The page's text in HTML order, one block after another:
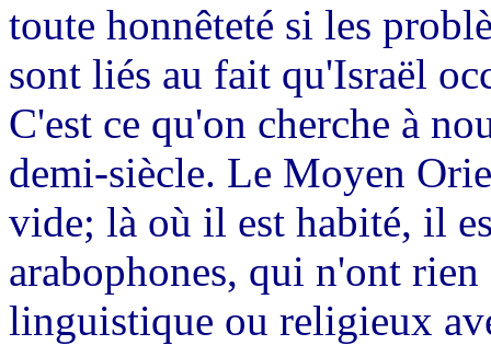
toute honnêteté si les
sont liés au fait qu'Israël
C'est ce qu'on cherche à
demi-siècle. Le Moyen
vide; là où il est habité, il
arabophones, qui n'ont
linguistique ou religieux